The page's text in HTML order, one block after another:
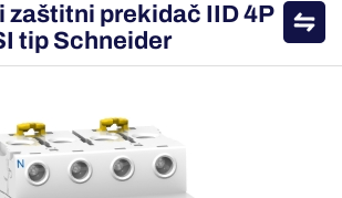
zaštitni prekidač IID 4P
tip Schneider